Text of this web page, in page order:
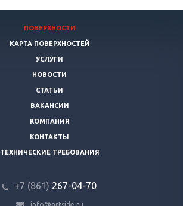
ПОВЕРХНОСТИ
КАРТА ПОВЕРХНОСТЕЙ
УСЛУГИ
НОВОСТИ
СТАТЬИ
ВАКАНСИИ
КОМПАНИЯ
КОНТАКТЫ
ТЕХНИЧЕСКИЕ ТРЕБОВАНИЯ
+7 (861) 267-04-70